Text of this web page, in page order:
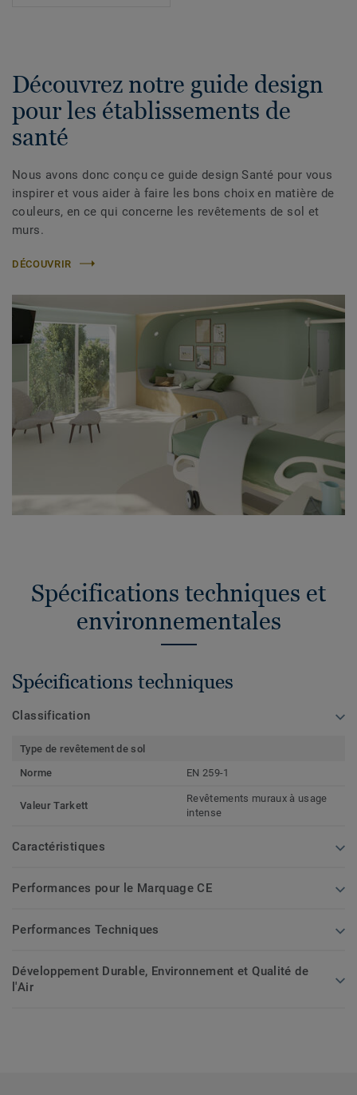
Découvrez notre guide design
pour les établissements de
santé
Nous avons donc conçu ce guide design Santé pour vous
inspirer et vous aider à faire les bons choix en matière de
couleurs, en ce qui concerne les revêtements de sol et
murs.
DÉCOUVRIR
Spécifications techniques et
environnementales
Spécifications techniques
Classification
Type de revêtement de sol
Norme
EN 259-1
Valeur Tarkett
Revêtements muraux à usage
intense
Caractéristiques
Performances pour le Marquage CE
Performances Techniques
Développement Durable, Environnement et Qualité de
l'Air